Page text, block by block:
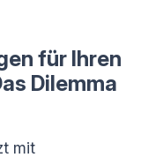
für Ihren
Dilemma
mit